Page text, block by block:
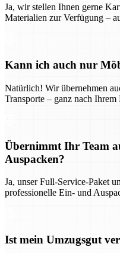
Ja, wir stellen Ihnen gerne
Materialien zur Verfügung –
Kann ich auch nur
Natürlich! Wir übernehmen
Transporte – ganz nach Ihrem
Übernimmt Ihr Team
Auspacken?
Ja, unser Full-Service-Paket
professionelle Ein- und
Ist mein Umzugsgut